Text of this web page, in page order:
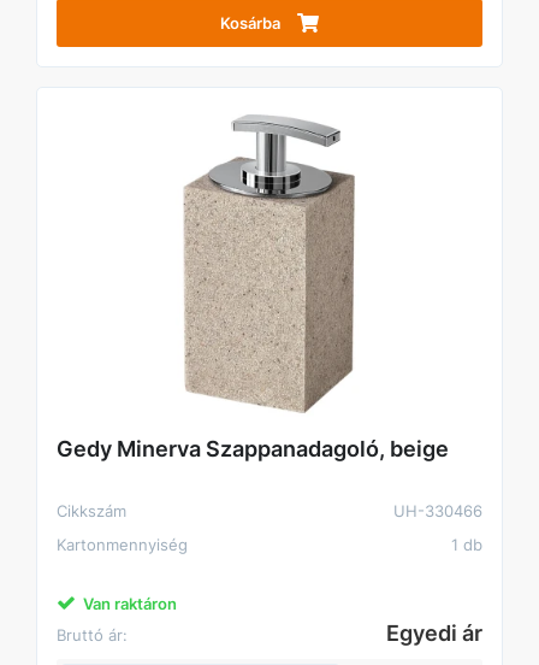
Kosárba
Gedy Minerva Szappanadagoló, beige
Cikkszám
UH-330466
Kartonmennyiség
1 db
Van raktáron
Bruttó ár:
Egyedi ár